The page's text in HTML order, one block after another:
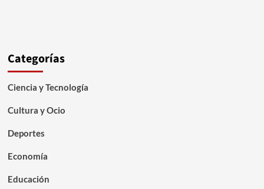
Categorías
Ciencia y Tecnología
Cultura y Ocio
Deportes
Economía
Educación